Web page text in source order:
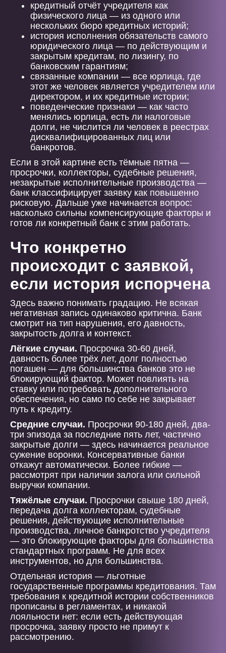
кредитный отчёт учредителя как
физического лица — из одного или
нескольких бюро кредитных историй;
история исполнения обязательств самого
юридического лица — по действующим и
закрытым кредитам, по лизингу, по
банковским гарантиям;
связанные компании — все юрлица, где
этот же человек является учредителем или
директором, и их кредитные истории;
поведенческие признаки — как часто
менялись юрлица, есть ли налоговые
долги, не числится ли человек в реестрах
дисквалифицированных лиц или
банкротов.
Если в этой картине есть тёмные пятна —
просрочки, коллекторы, судебные решения,
незакрытые исполнительные производства —
банк классифицирует заявку как повышенно
рисковую. Дальше уже начинается вопрос:
насколько сильны компенсирующие факторы и
готов ли конкретный банк с этим работать.
Что конкретно
происходит с заявкой,
если история испорчена
Здесь важно понимать градацию. Не всякая
негативная запись одинаково критична. Банк
смотрит на тип нарушения, его давность,
закрытость долга и контекст.
Лёгкие случаи. Просрочка 30-60 дней,
давность более трёх лет, долг полностью
погашен — для большинства банков это не
блокирующий фактор. Может повлиять на
ставку или потребовать дополнительного
обеспечения, но само по себе не закрывает
путь к кредиту.
Средние случаи. Просрочки 90-180 дней, два-
три эпизода за последние пять лет, частично
закрытые долги — здесь начинается реальное
сужение воронки. Консервативные банки
откажут автоматически. Более гибкие —
рассмотрят при наличии залога или сильной
выручки компании.
Тяжёлые случаи. Просрочки свыше 180 дней,
передача долга коллекторам, судебные
решения, действующие исполнительные
производства, личное банкротство учредителя
— это блокирующие факторы для большинства
стандартных программ. Не для всех
инструментов, но для большинства.
Отдельная история — льготные
государственные программы кредитования. Там
требования к кредитной истории собственников
прописаны в регламентах, и никакой
лояльности нет: если есть действующая
просрочка, заявку просто не примут к
рассмотрению.